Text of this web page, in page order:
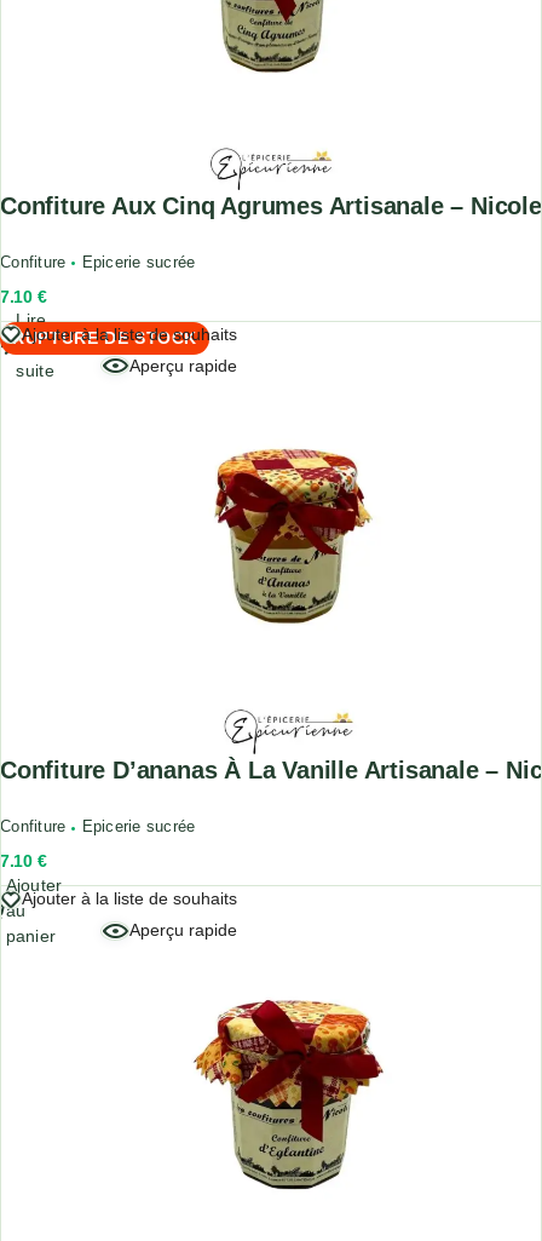
Confiture Aux Cinq Agrumes Artisanale – Nicole
Confiture Epicerie sucrée
7.10 €
RUPTURE DE STOCK
Ajouter à la liste de souhaits
Aperçu rapide
Confiture D’ananas À La Vanille Artisanale –
Confiture Epicerie sucrée
7.10 €
Lire
la
suite
Ajouter à la liste de souhaits
Aperçu rapide
Ajouter
au
panier